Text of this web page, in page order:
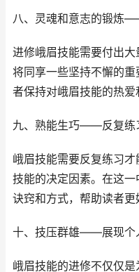
八、灵魂和意志的锻炼
进修峨眉技能需要付出
将同享一些坚持不懈的
者保持对峨眉技能的热爱
九、熟能生巧——反复练
峨眉技能需要反复练习
技能的决定因素。在这
诀窍和方式，帮助读者更
十、技压群雄——展现个
峨眉技能的进修不仅仅